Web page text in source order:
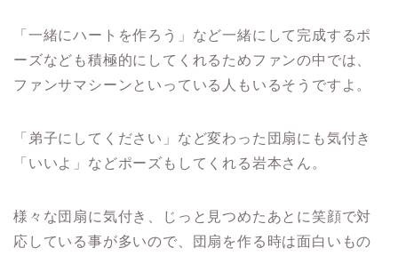
「一緒にハートを作ろう」など一緒にして完成するポ
ーズなども積極的にしてくれるためファンの中では、
ファンサマシーンといっている人もいるそうですよ。
「弟子にしてください」など変わった団扇にも気付き
「いいよ」などポーズもしてくれる岩本さん。
様々な団扇に気付き、じっと見つめたあとに笑顔で対
応している事が多いので、
団扇を作る時は面白いもの